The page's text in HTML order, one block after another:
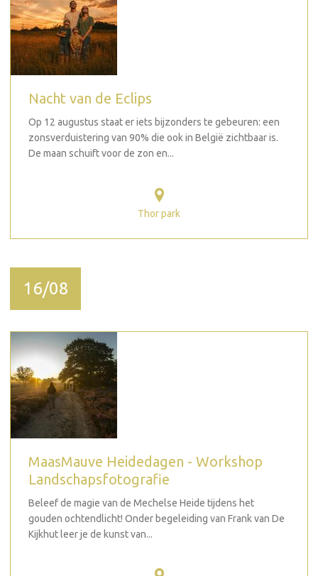
Nacht van de Eclips
Op 12 augustus staat er iets bijzonders te gebeuren: een
zonsverduistering van 90% die ook in België zichtbaar is.
De maan schuift voor de zon en...
Thor park
16/08
MaasMauve Heidedagen - Workshop
Landschapsfotografie
Beleef de magie van de Mechelse Heide tijdens het
gouden ochtendlicht! Onder begeleiding van Frank van De
Kijkhut leer je de kunst van...